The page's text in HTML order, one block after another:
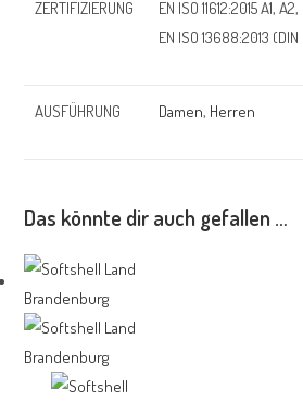
ZERTIFIZIERUNG
EN ISO 11612:2015 A1, A2,
EN ISO 13688:2013
AUSFÜHRUNG Damen, Herren
Das könnte dir auch gefallen …